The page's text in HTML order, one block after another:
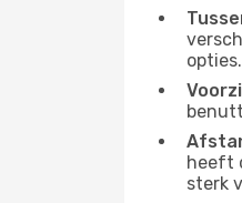
opties.
heeft
sterk